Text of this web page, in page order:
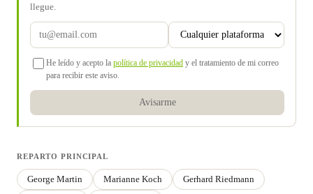
llegue.
He leído y acepto la política de privacidad y el tratamiento de mi correo
para recibir este aviso.
Avisarme
REPARTO PRINCIPAL
George Martin Marianne Koch
Gerhard Riedmann